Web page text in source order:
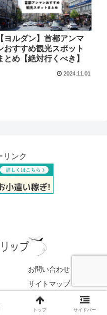
【ヨルダン】首都アンマ
おすすめ観光スポット
とめ【絶対行くべき】
2024.11.01
リンク
お問い合わせ
サイトマップ
リップ.
トップ サイドバー